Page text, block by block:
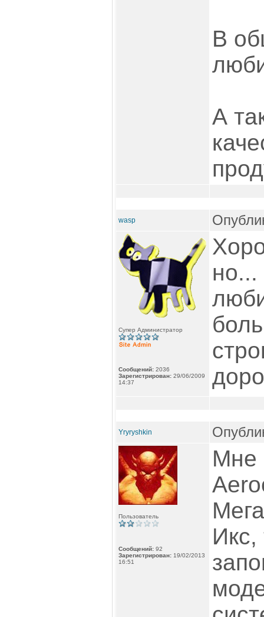
В
А
wasp
Супер Администратор
Сообщений: 2036
Зарегистрирован: 29/06/2009
14:37
но...
Yryryshkin
Пользователь
Сообщений: 92
Зарегистрирован: 19/02/2013
16:51
Мне